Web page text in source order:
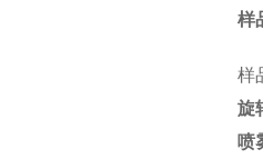
样
样
旋
喷